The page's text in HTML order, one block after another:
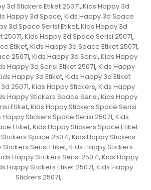
3d Stickers Etiket 25071, Kids Happy 3d
Happy 3d Space, Kids Happy 3d Space
3d Space Serisi Etiket, Kids Happy 3d
25071, Kids Happy 3d Space Serisi 25071,
Etiket, Kids Happy 3d Space Etiket 25071,
25071, Kids Happy 3d Serisi, Kids Happy
Happy 3d Serisi Etiket 25071, Kids Happy
Happy 3d Etiket, Kids Happy 3d Etiket
25071, Kids Happy Stickers, Kids Happy
Happy Stickers Space Serisi, Kids Happy
Etiket, Kids Happy Stickers Space Serisi
Happy Stickers Space Serisi 25071, Kids
Etiket, Kids Happy Stickers Space Etiket
Space 25071, Kids Happy Stickers
Stickers Serisi Etiket, Kids Happy Stickers
Happy Stickers Serisi 25071, Kids Happy
Happy Stickers Etiket 25071, Kids Happy
Stickers 25071,